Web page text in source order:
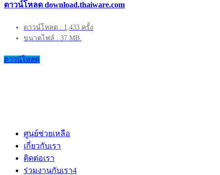
ดาวน์โหลด download.thaiware.com
ดาวน์โหลด : 1,433 ครั้ง
ขนาดไฟล์ : 37 MB.
ดาวน์โหลด
ศูนย์ช่วยเหลือ
เกี่ยวกับเรา
ติดต่อเรา
ร่วมงานกับเรา4